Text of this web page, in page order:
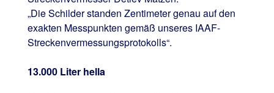
„Die Schilder standen Zentimeter genau auf den
exakten Messpunkten gemäß unseres IAAF-
Streckenvermessungsprotokolls“.
13.000 Liter hella